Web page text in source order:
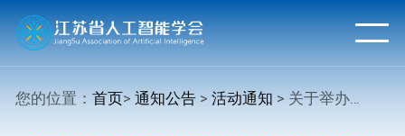
您的位置：首页>通知公告 >活动通知 > 关于举办智能工业软件创新发展论坛暨工业软件产业链供需对接会的通知